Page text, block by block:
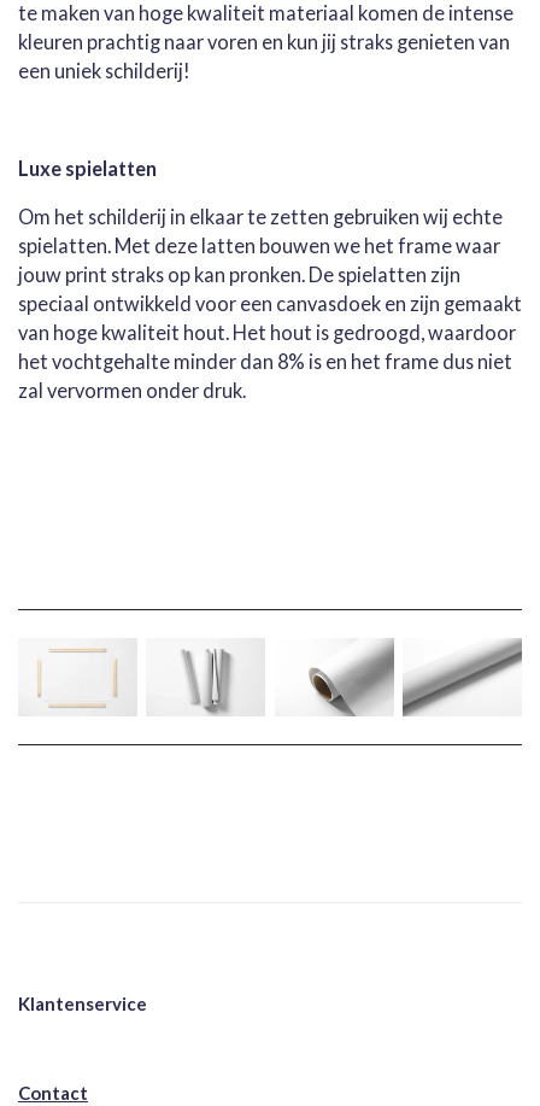
te maken van hoge kwaliteit materiaal komen de intense
kleuren prachtig naar voren en kun jij straks genieten van
een uniek schilderij!
Luxe spielatten
Om het schilderij in elkaar te zetten gebruiken wij echte
spielatten. Met deze latten bouwen we het frame waar
jouw print straks op kan pronken. De spielatten zijn
speciaal ontwikkeld voor een canvasdoek en zijn gemaakt
van hoge kwaliteit hout. Het hout is gedroogd, waardoor
het vochtgehalte minder dan 8% is en het frame dus niet
zal vervormen onder druk.
Klantenservice
Contact